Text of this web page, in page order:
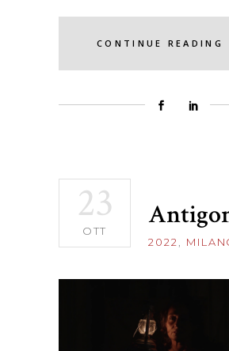
CONTINUE READING
23
OTT
2022,